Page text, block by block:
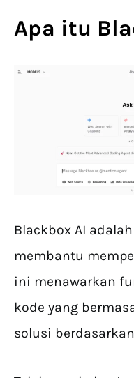
Apa itu
Blackbox AI
membantu
ini menawarkan
kode yang
solusi